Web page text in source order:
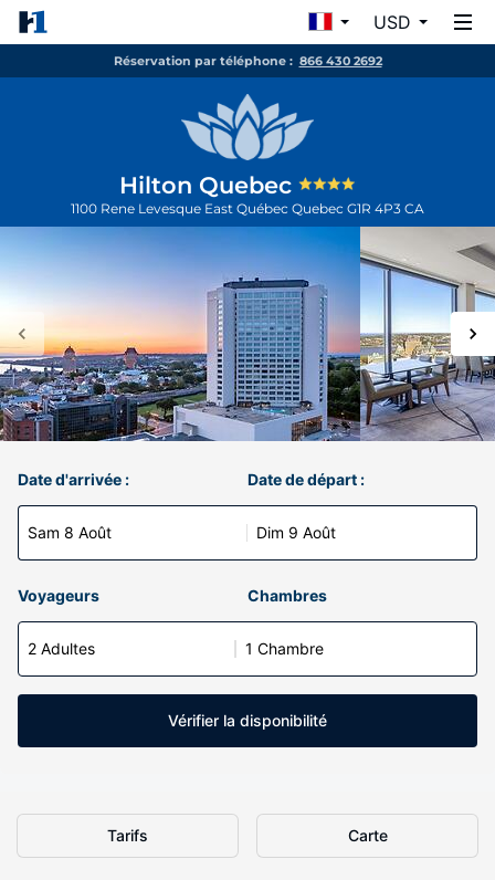
USD
Réservation par téléphone : 866 430 2692
Hilton Quebec
1100 Rene Levesque East Québec Quebec G1R 4P3 CA
Date d'arrivée :
Sam 8 Août
Date de départ :
Dim 9 Août
Voyageurs Chambres
2 Adultes 1 Chambre
Vérifier la disponibilité
Tarifs Carte